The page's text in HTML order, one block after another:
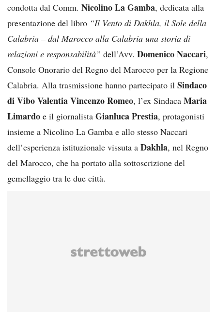
condotta dal Comm. Nicolino La Gamba, dedicata alla
presentazione del libro “Il Vento di Dakhla, il Sole della
Calabria – dal Marocco alla Calabria una storia di
relazioni e responsabilità” dell’Avv. Domenico Naccari,
Console Onorario del Regno del Marocco per la Regione
Calabria. Alla trasmissione hanno partecipato il Sindaco
di Vibo Valentia Vincenzo Romeo, l’ex Sindaca Maria
Limardo e il giornalista Gianluca Prestia, protagonisti
insieme a Nicolino La Gamba e allo stesso Naccari
dell’esperienza istituzionale vissuta a Dakhla, nel Regno
del Marocco, che ha portato alla sottoscrizione del
gemellaggio tra le due città.